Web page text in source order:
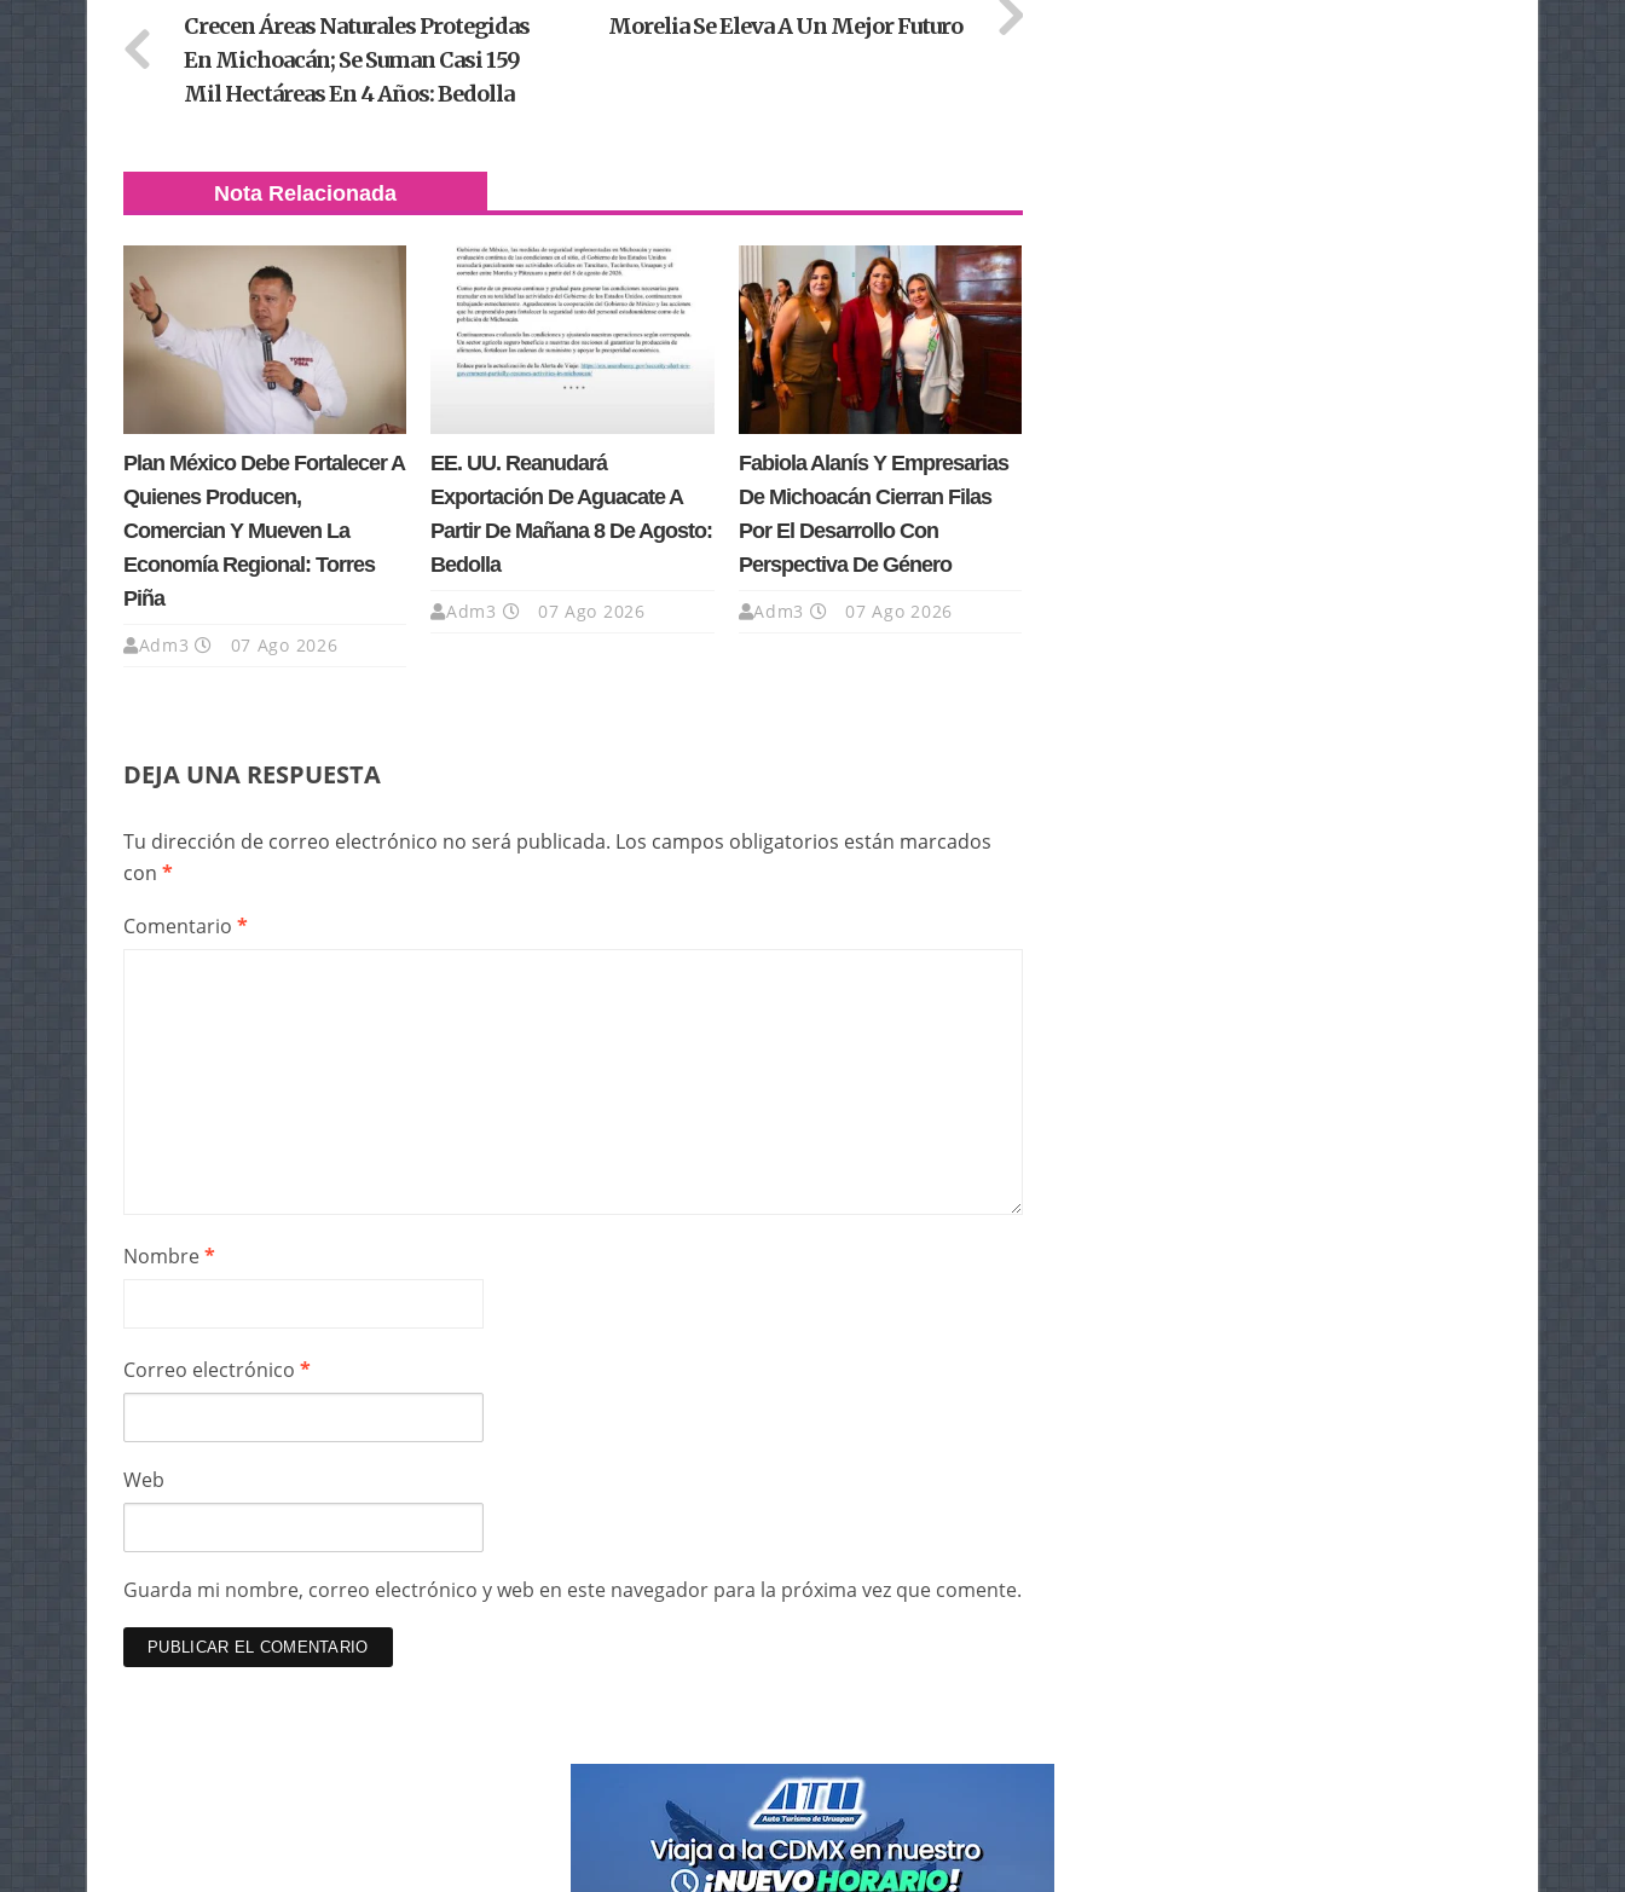
Crecen Áreas Naturales Protegidas
En Michoacán; Se Suman Casi 159
Mil Hectáreas En 4 Años: Bedolla
Morelia Se Eleva A Un Mejor Futuro
Nota Relacionada
Plan México Debe Fortalecer A
Quienes Producen,
Comercian Y Mueven La
Economía Regional: Torres
Piña
Adm3 07 Ago 2026
EE. UU. Reanudará
Exportación De Aguacate A
Partir De Mañana 8 De Agosto:
Bedolla
Adm3 07 Ago 2026
Fabiola Alanís Y Empresarias
De Michoacán Cierran Filas
Por El Desarrollo Con
Perspectiva De Género
Adm3 07 Ago 2026
DEJA UNA RESPUESTA
Tu dirección de correo electrónico no será publicada. Los campos obligatorios están marcados
con *
Comentario *
Nombre*
Correo electrónico *
Web
Guarda mi nombre, correo electrónico y web en este navegador para la próxima vez que comente.